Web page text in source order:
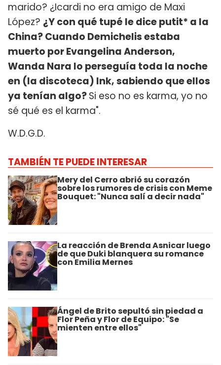
marido? ¿Icardi no era amigo de Maxi
López? ¿Y con qué tupé le dice putit* a la
China? Cuando Demichelis estaba
muerto por Evangelina Anderson,
Wanda Nara lo perseguía toda la noche
en (la discoteca) Ink, sabiendo que ellos
ya tenían algo?Si eso no es karma, yo no
sé qué es el karma".
W.D.G.D.
TAMBIÉN TE PUEDE INTERESAR
Mery del Cerro abrió su corazón
sobre los rumores de crisis con Meme
Bouquet: "Nunca salí a decir nada"
La reacción de Brenda Asnicar luego
de que Duki blanquera su romance
con Emilia Mernes
Ángel de Brito sepultó sin piedad a
Flor Peña y Flor de Equipo: "Se
mienten entre ellos"